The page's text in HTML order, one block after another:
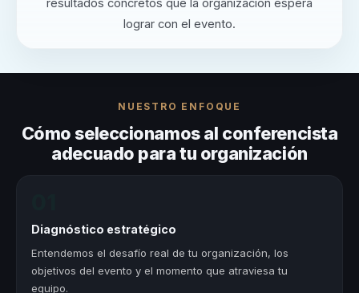
resultados concretos que la organización espera
lograr con el evento.
NUESTRO ENFOQUE
Cómo seleccionamos al conferencista
adecuado para tu organización
Diagnóstico estratégico
Entendemos el desafío real de tu organización, los
objetivos del evento y el momento que atraviesa tu
equipo.